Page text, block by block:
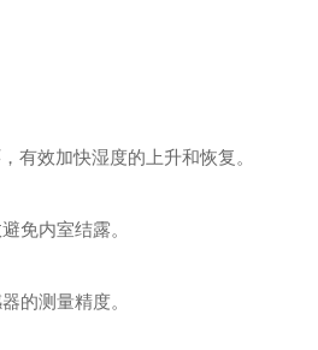
有效加快湿度的上升和恢复。
免内室结露。
的测量精度。